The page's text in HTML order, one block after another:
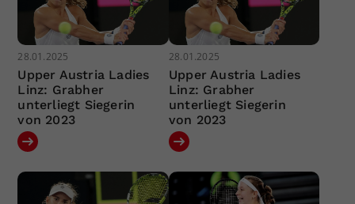
28.01.2025
Upper Austria Ladies
Linz: Grabher
unterliegt Siegerin
von 2023
28.01.2025
Upper Austria Ladies
Linz: Grabher
unterliegt Siegerin
von 2023